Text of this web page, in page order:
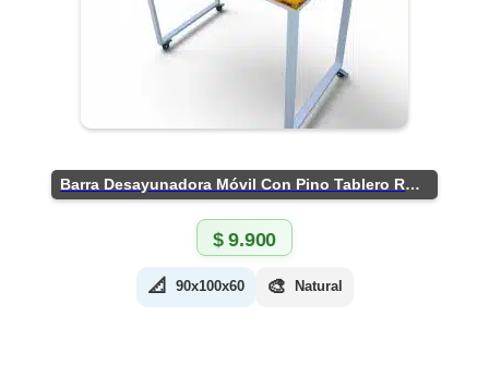
Barra Desayunadora Móvil Con Pino Tablero Rústico
$9.900
📐 90x100x60 🎨 Natural